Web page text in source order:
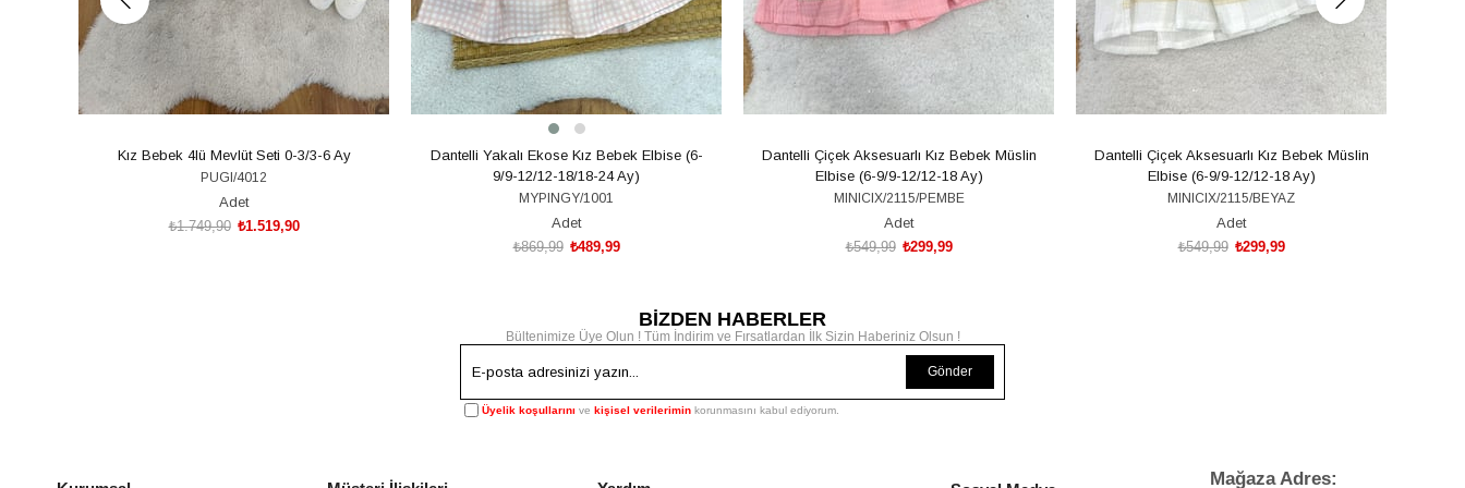
Kız Bebek 4lü Mevlüt Seti 0-3/3-6 Ay
PUGI/4012
Adet
₺1.519,90
₺1.749,90
Dantelli Yakalı Ekose Kız Bebek Elbise (6-
9/9-12/12-18/18-24 Ay)
MYPINGY/1001
Adet
₺489,99
₺869,99
Dantelli Çiçek Aksesuarlı Kız Bebek Müslin
Elbise (6-9/9-12/12-18 Ay)
MINICIX/2115/PEMBE
Adet
₺299,99
₺549,99
Dantelli Çiçek Aksesuarlı Kız Bebek Müslin
Elbise (6-9/9-12/12-18 Ay)
MINICIX/2115/BEYAZ
Adet
₺299,99
₺549,99
BİZDEN HABERLER
Bültenimize Üye Olun ! Tüm İndirim ve Fırsatlardan İlk Sizin Haberiniz Olsun !
Gönder
Üyelik koşullarını ve kişisel verilerimin korunmasını kabul ediyorum.
Mağaza Adres: